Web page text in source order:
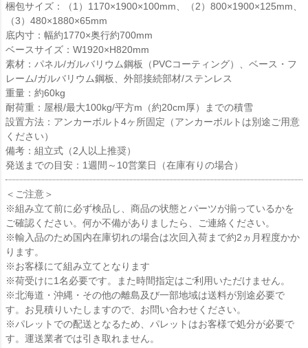
梱包サイズ：（1）1170×1900×100mm、（2）800×1900×125mm、
（3）480×1880×65mm
底内寸：幅約1770×奥行約700mm
ベースサイズ：W1920×H820mm
素材：パネル/ガルバリウム鋼板（PVCコーティング）、ベース・フ
レーム/ガルバリウム鋼板、外部接続部材/ステンレス
重量：約60kg
耐荷重：屋根/最大100kg/平方m（約20cm厚）までの積雪
設置方法：アンカーボルト4ヶ所固定（アンカーボルトは別途ご用意
ください）
備考：組立式（2人以上推奨）
発送までの目安：1週間～10営業日（在庫有りの場合）
＜ご注意＞
※組み立て前に必ず検品し、商品の状態とパーツが揃っているかを
ご確認ください。何か不備がありましたら、ご連絡ください。
※輸入品のため国内在庫切れの場合は次回入荷まで約2ヵ月程度かか
ります。
※お客様にて組み立てとなります
※荷受けに1名必要です。また時間指定はご利用いただけません。
※北海道・沖縄・その他の離島及び一部地域は送料が別途必要で
す。お見積りいたしますので、お問い合わせください。
※パレットでの配送となるため、パレットはお客様で処分が必要で
す。運送業者では引き取れません。